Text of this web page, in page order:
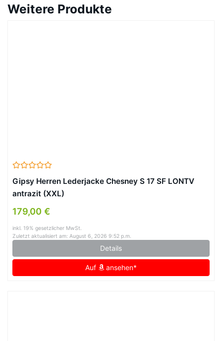
Weitere Produkte
Gipsy Herren Lederjacke Chesney S 17 SF LONTV
antrazit (XXL)
179,00 €
inkl. 19% gesetzlicher MwSt.
Zuletzt aktualisiert am: August 6, 2026 9:52 p.m.
Details
Auf ansehen*